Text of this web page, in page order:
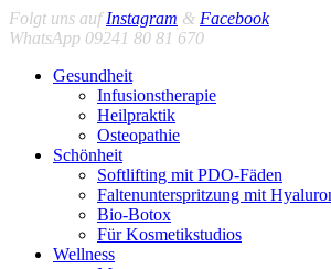
Folgt uns aufInstagram & Facebook
WhatsApp 09241 80 81 670
Gesundheit
Infusionstherapie
Heilpraktik
Osteopathie
Schönheit
Softlifting mit PDO-Fäden
Faltenunterspritzung mit
Bio-Botox
Für Kosmetikstudios
Wellness